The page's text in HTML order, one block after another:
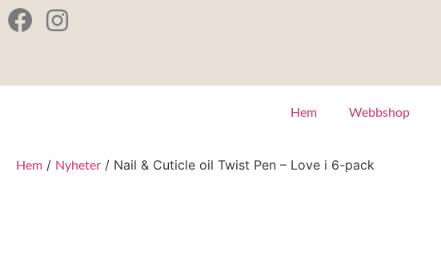
Hem Webbshop
Hem / Nyheter / Nail & Cuticle oil Twist Pen – Love i 6-pack